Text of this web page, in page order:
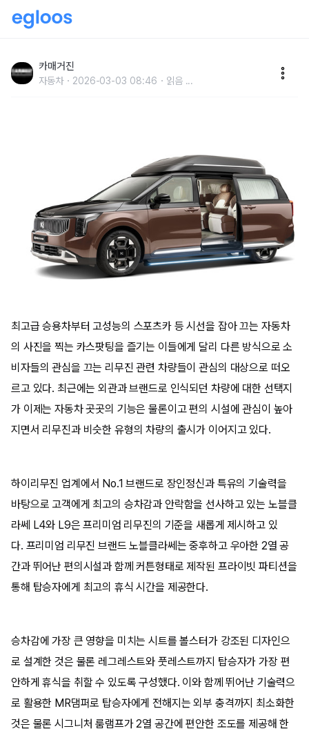
카매거진
자동차 2026-03-03 08:46 읽음 ...
최고급 승용차부터 고성능의 스포츠카 등 시선을 잡아 끄는 자동차
의 사진을 찍는 카스팟팅을 즐기는 이들에게 달리 다른 방식으로 소
비자들의 관심을 끄는 리무진 관련 차량들이 관심의 대상으로 떠오
르고 있다. 최근에는 외관과 브랜드로 인식되던 차량에 대한 선택지
가 이제는 자동차 곳곳의 기능은 물론이고 편의 시설에 관심이 높아
지면서 리무진과 비슷한 유형의 차량의 출시가 이어지고 있다.
하이리무진 업계에서 No.1 브랜드로 장인정신과 특유의 기술력을
바탕으로 고객에게 최고의 승차감과 안락함을 선사하고 있는 노블클
라쎄 L4와 L9은 프리미엄 리무진의 기준을 새롭게 제시하고 있
다. 프리미엄 리무진 브랜드 노블클라쎄는 중후하고 우아한 2열 공
간과 뛰어난 편의시설과 함께 커튼형태로 제작된 프라이빗 파티션을
통해 탑승자에게 최고의 휴식 시간을 제공한다.
승차감에 가장 큰 영향을 미치는 시트를 볼스터가 강조된 디자인으
로 설계한 것은 물론 레그레스트와 풋레스트까지 탑승자가 가장 편
안하게 휴식을 취할 수 있도록 구성했다. 이와 함께 뛰어난 기술력으
로 활용한 MR댐퍼로 탑승자에게 전해지는 외부 충격까지 최소화한
것은 물론 시그니처 룸램프가 2열 공간에 편안한 조도를 제공해 한